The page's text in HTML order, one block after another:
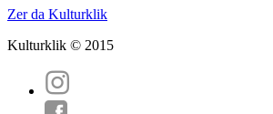
Zer da Kulturklik
Kulturklik © 2015